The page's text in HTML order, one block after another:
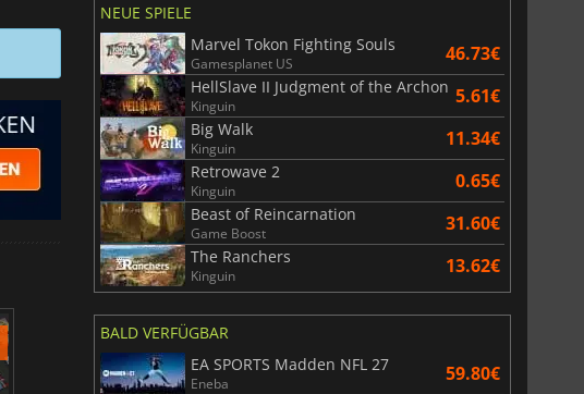
4.31
NEUE SPIELE
Marvel Tokon Fighting Souls
Gamesplanet US 46.73€
HellSlave II Judgment of the Archon
Kinguin 5.61€
Big Walk
Kinguin 11.34€
Retrowave 2
Kinguin 0.65€
Beast of Reincarnation
Game Boost 31.60€
The Ranchers
Kinguin 13.62€
BALD VERFÜGBAR
EA SPORTS Madden NFL 27
Eneba 59.80€